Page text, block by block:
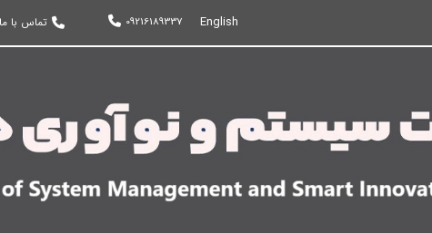
English
09216189337 تماس با ما